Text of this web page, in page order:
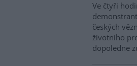
Ve čtyři
českých
životního
dopoledne